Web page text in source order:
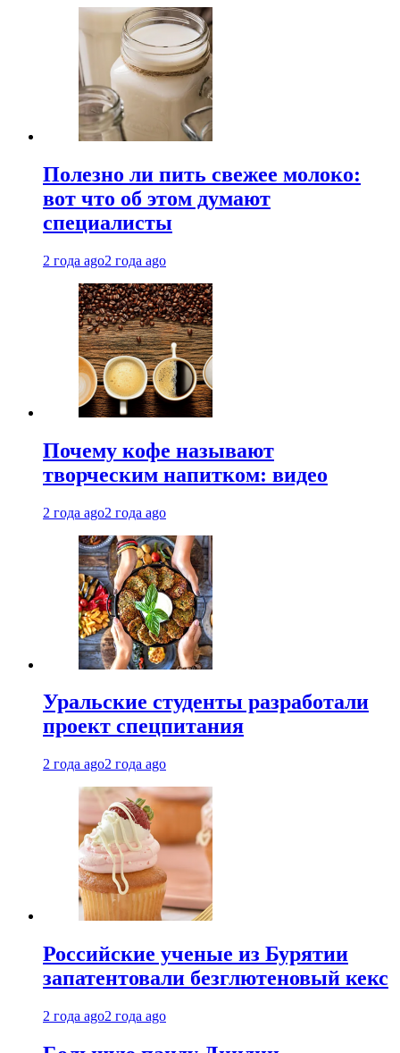
Полезно ли пить свежее молоко:
вот что об этом думают
специалисты
2 года ago2 года ago
Почему кофе называют
творческим напитком: видео
2 года ago2 года ago
Уральские студенты разработали
проект спецпитания
2 года ago2 года ago
Российские ученые из Бурятии
запатентовали безглютеновый кекс
2 года ago2 года ago